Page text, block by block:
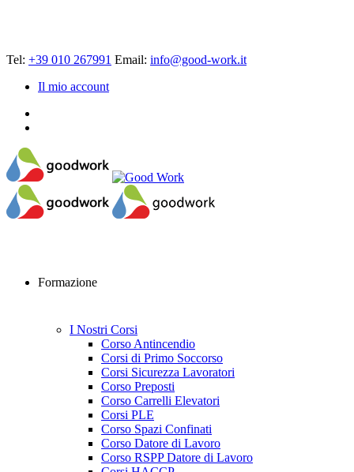
Tel: +39 010 267991 Email: info@good-work.it
Il mio account
Formazione
I Nostri Corsi
Corso Antincendio
Corsi di Primo Soccorso
Corsi Sicurezza Lavoratori
Corso Preposti
Corso Carrelli Elevatori
Corsi PLE
Corso Spazi Confinati
Corso Datore di Lavoro
Corso RSPP Datore di Lavoro